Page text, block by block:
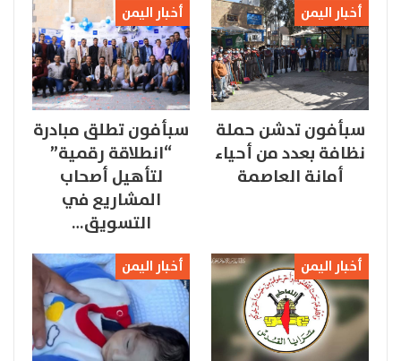
أخبار اليمن
سبأفون تدشن حملة
نظافة بعدد من أحياء
أمانة العاصمة
أخبار اليمن
سبأفون تطلق مبادرة
“انطلاقة رقمية”
لتأهيل أصحاب
المشاريع في
التسويق…
أخبار اليمن أخبار اليمن